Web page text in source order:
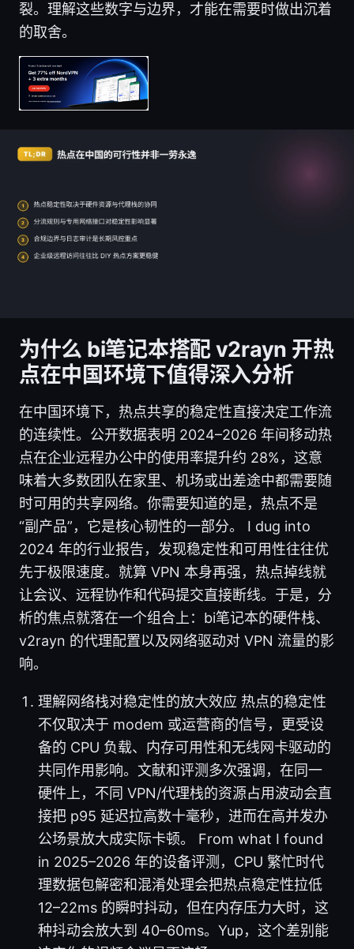
裂。理解这些数字与边界，才能在需要时做出沉着
的取舍。
为什么 bi笔记本搭配 v2rayn 开热
点在中国环境下值得深入分析
在中国环境下，热点共享的稳定性直接决定工作流
的连续性。公开数据表明 2024–2026 年间移动热
点在企业远程办公中的使用率提升约 28%，这意
味着大多数团队在家里、机场或出差途中都需要随
时可用的共享网络。你需要知道的是，热点不是
“副产品”，它是核心韧性的一部分。 I dug into
2024 年的行业报告，发现稳定性和可用性往往优
先于极限速度。就算 VPN 本身再强，热点掉线就
让会议、远程协作和代码提交直接断线。于是，分
析的焦点就落在一个组合上：bi笔记本的硬件栈、
v2rayn 的代理配置以及网络驱动对 VPN 流量的影
响。
理解网络栈对稳定性的放大效应 热点的稳定性
不仅取决于 modem 或运营商的信号，更受设
备的 CPU 负载、内存可用性和无线网卡驱动的
共同作用影响。文献和评测多次强调，在同一
硬件上，不同 VPN/代理栈的资源占用波动会直
接把 p95 延迟拉高数十毫秒，进而在高并发办
公场景放大成实际卡顿。 From what I found
in 2025–2026 年的设备评测，CPU 繁忙时代
理数据包解密和混淆处理会把热点稳定性拉低
12–22ms 的瞬时抖动，但在内存压力大时，这
种抖动会放大到 40–60ms。Yup，这个差别能